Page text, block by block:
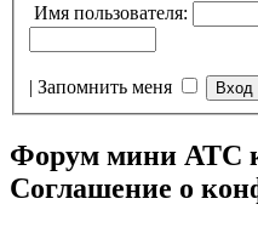
Имя пользователя:
| Запомнить меня
Форум мини АТС
Соглашение о